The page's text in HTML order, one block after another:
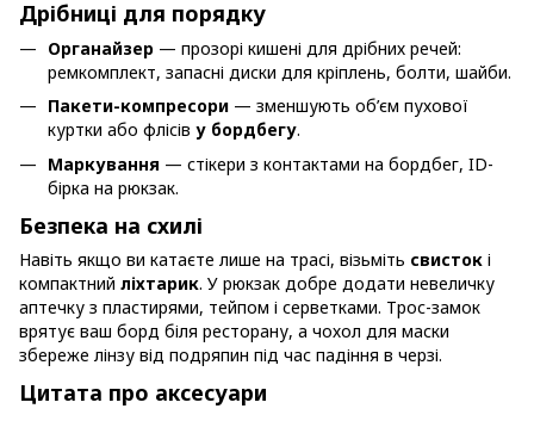
Дрібниці для порядку
Органайзер — прозорі кишені для дрібних речей:
ремкомплект, запасні диски для кріплень, болти, шайби.
Пакети-компресори — зменшують об’єм пухової
куртки або флісів у бордбегу.
Маркування — стікери з контактами на бордбег, ID-
бірка на рюкзак.
Безпека на схилі
Навіть якщо ви катаєте лише на трасі, візьміть свисток і
компактний ліхтарик. У рюкзак добре додати невеличку
аптечку з пластирями, тейпом і серветками. Трос-замок
врятує ваш борд біля ресторану, а чохол для маски
збереже лінзу від подряпин під час падіння в черзі.
Цитата про аксесуари